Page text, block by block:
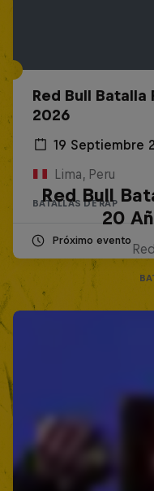
Red Bull Batalla
2026
19 Septiembre
Lima, Peru
BATALLAS DE RAP
Próximo evento
Red Bull
20